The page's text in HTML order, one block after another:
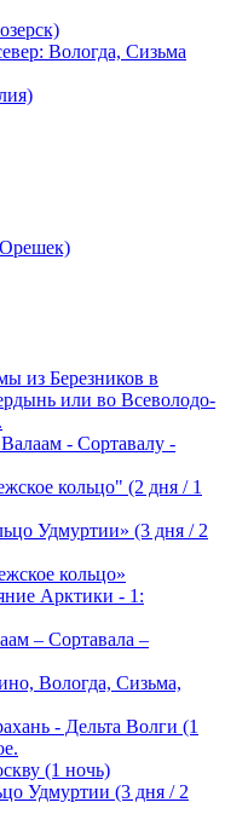
Вологда, Сизьма
из Березников в
или во Всеволодо-
- Сортавалу -
кольцо" (2 дня / 1
Удмуртии» (3 дня / 2
кольцо»
Арктики - 1:
– Сортавала –
Вологда, Сизьма,
- Дельта Волги (1
(1 ночь)
Удмуртии (3 дня / 2